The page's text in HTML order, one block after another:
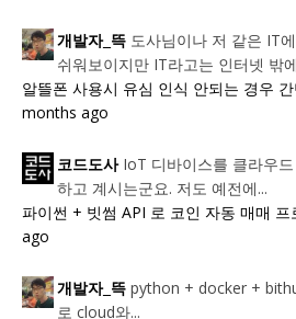
개발자_뜩 도사님이나 저 같은 IT
쉬워보이지만 IT라고는 인터넷 밖
알뜰폰 사용시 유심 인식 안되는 경우
months ago
코드도사 IoT 디바이스를 클라우
하고 계시는군요. 저도 예전에...
파이썬 + 빗썸 API 로 코인 자동 매매 프
ago
개발자_뜩 python + docker +
로 cloud와...